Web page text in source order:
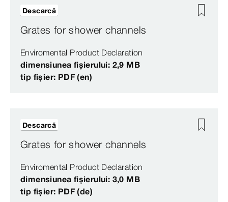
Grates for shower channels
Enviromental Product Declaration
dimensiunea fișierului: 2,9 MB
tip fișier: PDF (en)
Descarcă
Grates for shower channels
Enviromental Product Declaration
dimensiunea fișierului: 3,0 MB
tip fișier: PDF (de)
Descarcă